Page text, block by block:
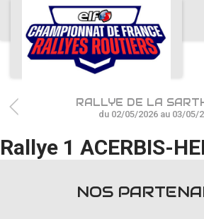
ACCUEIL
ACTUS
CALENDRIER
CHAMPIONNAT
RÉSULTATS
RALLYE DE LA
du 02/05/2026 au 03/05/
Rallye 1 ACERBIS-
NOS